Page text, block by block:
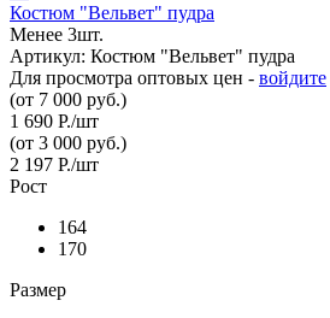
Костюм "Вельвет" пудра
Менее 3шт.
Артикул: Костюм "Вельвет" пудра
Для просмотра оптовых цен - войдите
(от 7 000 руб.)
1 690 Р./шт
(от 3 000 руб.)
2 197 Р./шт
Рост
164
170
Размер